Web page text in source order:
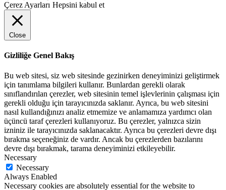
Çerez Ayarları Hepsini kabul et
Close
Gizliliğe Genel Bakış
Bu web sitesi, siz web sitesinde gezinirken deneyiminizi geliştirmek
için tanımlama bilgileri kullanır. Bunlardan gerekli olarak
sınıflandırılan çerezler, web sitesinin temel işlevlerinin çalışması için
gerekli olduğu için tarayıcınızda saklanır. Ayrıca, bu web sitesini
nasıl kullandığınızı analiz etmemize ve anlamamıza yardımcı olan
üçüncü taraf çerezleri kullanıyoruz. Bu çerezler, yalnızca sizin
izniniz ile tarayıcınızda saklanacaktır. Ayrıca bu çerezleri devre dışı
bırakma seçeneğiniz de vardır. Ancak bu çerezlerden bazılarını
devre dışı bırakmak, tarama deneyiminizi etkileyebilir.
Necessary
Necessary
Always Enabled
Necessary cookies are absolutely essential for the website to